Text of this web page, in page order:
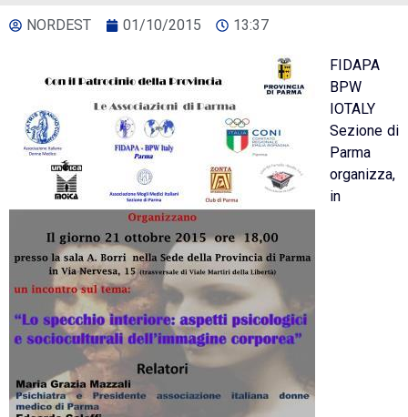
NORDEST 01/10/2015 13:37
FIDAPA
BPW
IOTALY
Sezione di
Parma
organizza,
in